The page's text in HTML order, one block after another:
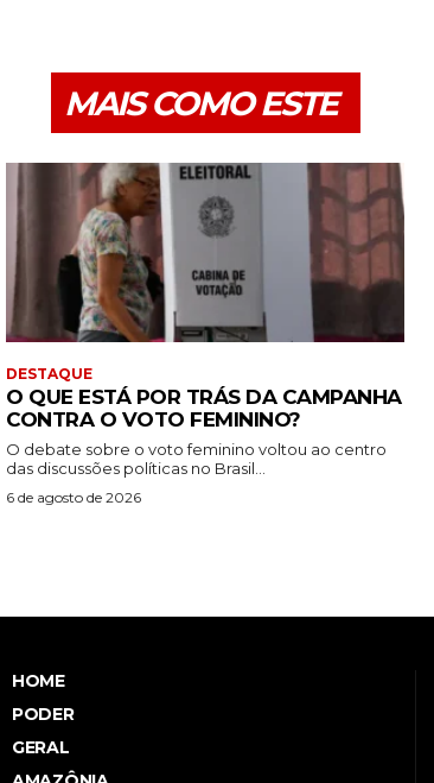
MAIS COMO ESTE
DESTAQUE
O QUE ESTÁ POR TRÁS DA CAMPANHA
CONTRA O VOTO FEMININO?
O debate sobre o voto feminino voltou ao centro
das discussões políticas no Brasil...
6 de agosto de 2026
HOME
PODER
GERAL